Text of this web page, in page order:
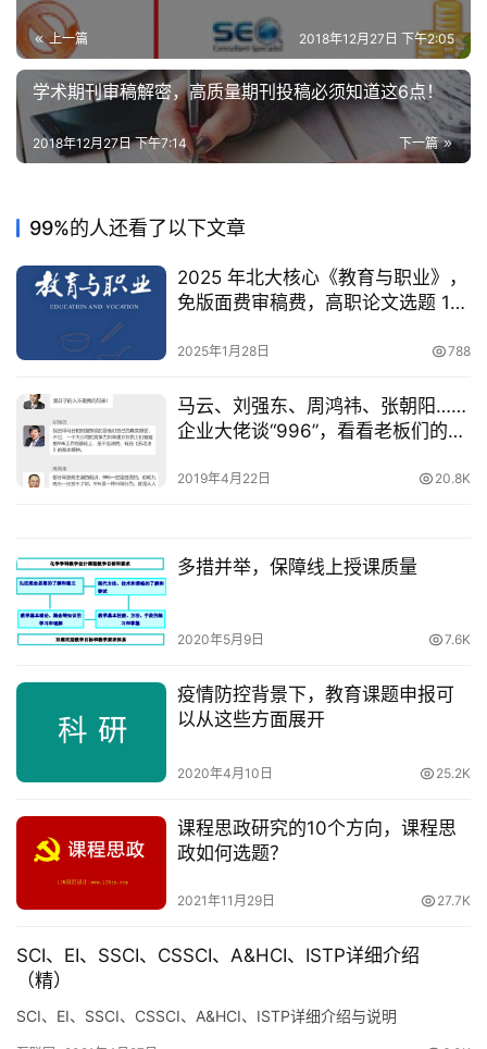
上一篇 2018年12月27日 下午2:05
学术期刊审稿解密，高质量期刊投稿必须知道这6点！
下一篇
2018年12月27日 下午7:14
99%的人还看了以下文章
2025 年北大核心《教育与职业》，
免版面费审稿费，高职论文选题 10
2025年1月28日 788
马云、刘强东、周鸿祎、张朝阳……
企业大佬谈“996”，看看老板们的想
2019年4月22日 20.8K
多措并举，保障线上授课质量
2020年5月9日 7.6K
疫情防控背景下，教育课题申报可
以从这些方面展开
2020年4月10日 25.2K
课程思政研究的10个方向，课程思
政如何选题？
2021年11月29日 27.7K
SCI、EI、SSCI、CSSCI、A&HCI、ISTP详细介绍
（精）
SCI、EI、SSCI、CSSCI、A&HCI、ISTP详细介绍与说明